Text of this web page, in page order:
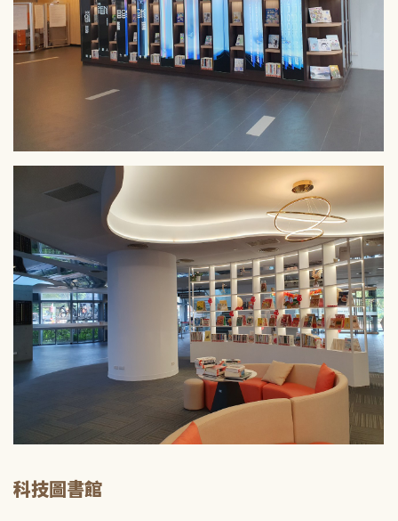
科技圖書館